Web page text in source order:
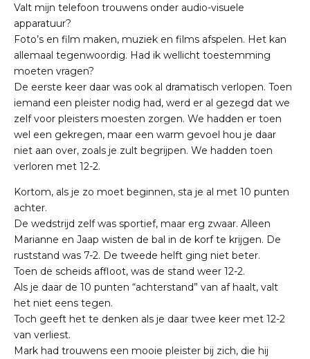
Valt mijn telefoon trouwens onder audio-visuele
apparatuur?
Foto’s en film maken, muziek en films afspelen. Het kan
allemaal tegenwoordig. Had ik wellicht toestemming
moeten vragen?
De eerste keer daar was ook al dramatisch verlopen. Toen
iemand een pleister nodig had, werd er al gezegd dat we
zelf voor pleisters moesten zorgen. We hadden er toen
wel een gekregen, maar een warm gevoel hou je daar
niet aan over, zoals je zult begrijpen. We hadden toen
verloren met 12-2.
Kortom, als je zo moet beginnen, sta je al met 10 punten
achter.
De wedstrijd zelf was sportief, maar erg zwaar. Alleen
Marianne en Jaap wisten de bal in de korf te krijgen. De
ruststand was 7-2. De tweede helft ging niet beter.
Toen de scheids affloot, was de stand weer 12-2.
Als je daar de 10 punten “achterstand” van af haalt, valt
het niet eens tegen.
Toch geeft het te denken als je daar twee keer met 12-2
van verliest.
Mark had trouwens een mooie pleister bij zich, die hij